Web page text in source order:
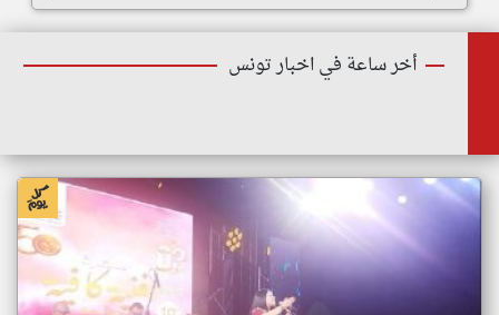
أخر ساعة في اخبار تونس